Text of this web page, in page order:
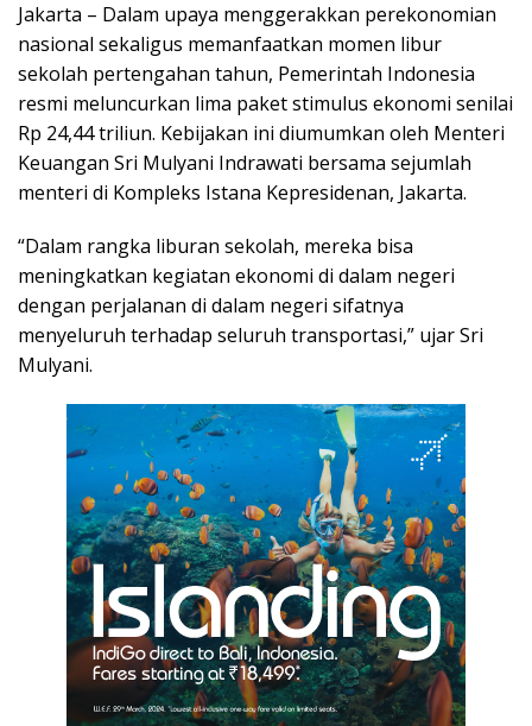
Jakarta – Dalam upaya menggerakkan perekonomian
nasional sekaligus memanfaatkan momen libur
sekolah pertengahan tahun, Pemerintah Indonesia
resmi meluncurkan lima paket stimulus ekonomi senilai
Rp 24,44 triliun. Kebijakan ini diumumkan oleh Menteri
Keuangan Sri Mulyani Indrawati bersama sejumlah
menteri di Kompleks Istana Kepresidenan, Jakarta.
“Dalam rangka liburan sekolah, mereka bisa
meningkatkan kegiatan ekonomi di dalam negeri
dengan perjalanan di dalam negeri sifatnya
menyeluruh terhadap seluruh transportasi,” ujar Sri
Mulyani.